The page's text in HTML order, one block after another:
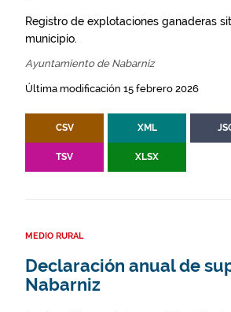
Registro de explotaciones ganaderas
municipio.
Ayuntamiento de Nabarniz
Última modificación 15 febrero 2026
CSV XML
TSV XLSX
MEDIO RURAL
Declaración anual de
Nabarniz